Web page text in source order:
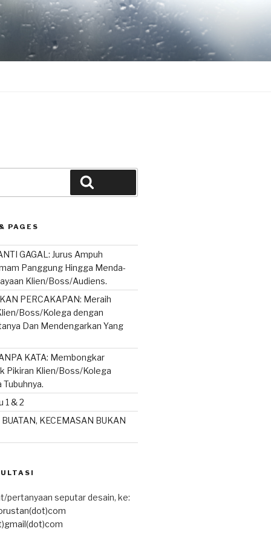
PAGES
GAGAL: Jurus Ampuh
Panggung Hingga Menda-
Klien/Boss/Audiens.
PERCAKAPAN: Meraih
Boss/Kolega dengan
Dan Mendengarkan Yang
KATA: Membongkar
Pikiran Klien/Boss/Kolega
Tubuhnya.
1 & 2
KECEMASAN BUKAN
pertanyaan seputar desain, ke: